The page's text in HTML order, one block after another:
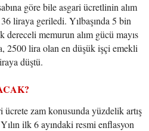
göre bile asgari ücretlinin alım
liraya geriledi. Yılbaşında 5 bin
memurun alım gücü mayıs
2500 lira olan en düşük işçi emekli
düştü.
zam konusunda yüzdelik artış
ilk 6 ayındaki resmi enflasyon